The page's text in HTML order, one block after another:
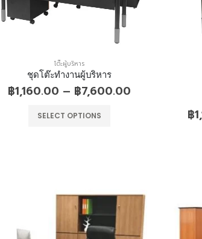
โต๊ะผู้บริหาร
ชุดโต๊ะทำงานผู้บริหาร
฿1,160.00 – ฿7,600.00
SELECT OPTIONS ฿
ที่นอนสปริง หนา 9 นิ้ว
6,640.00
ที่นอนใยมะพร้าว+ฟองน้ำ
out of 5
3,430.00 –
0out of 5
ที่นอนสป
out of 5
เตียงนอน